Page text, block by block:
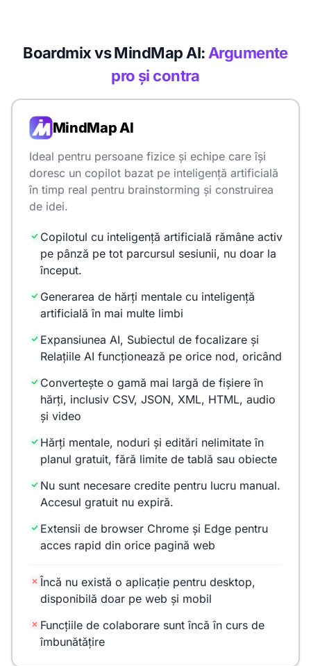
Boardmix vs MindMap AI: Argumente
pro și contra
MindMap AI
Ideal pentru persoane fizice și echipe care își
doresc un copilot bazat pe inteligență artificială
în timp real pentru brainstorming și construirea
de idei.
Copilotul cu inteligență artificială rămâne activ
pe pânză pe tot parcursul sesiunii, nu doar la
început.
Generarea de hărți mentale cu inteligență
artificială în mai multe limbi
Expansiunea AI, Subiectul de focalizare și
Relațiile AI funcționează pe orice nod, oricând
Convertește o gamă mai largă de fișiere în
hărți, inclusiv CSV, JSON, XML, HTML, audio
și video
Hărți mentale, noduri și editări nelimitate în
planul gratuit, fără limite de tablă sau obiecte
Nu sunt necesare credite pentru lucru manual.
Accesul gratuit nu expiră.
Extensii de browser Chrome și Edge pentru
acces rapid din orice pagină web
Încă nu există o aplicație pentru desktop,
disponibilă doar pe web și mobil
Funcțiile de colaborare sunt încă în curs de
îmbunătățire